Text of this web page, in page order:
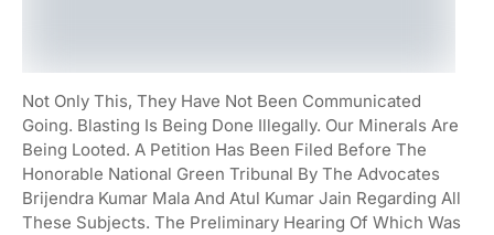
Not Only This, They Have Not Been Communicated
Going. Blasting Is Being Done Illegally. Our Minerals Are
Being Looted. A Petition Has Been Filed Before The
Honorable National Green Tribunal By The Advocates
Brijendra Kumar Mala And Atul Kumar Jain Regarding All
These Subjects. The Preliminary Hearing Of Which Was